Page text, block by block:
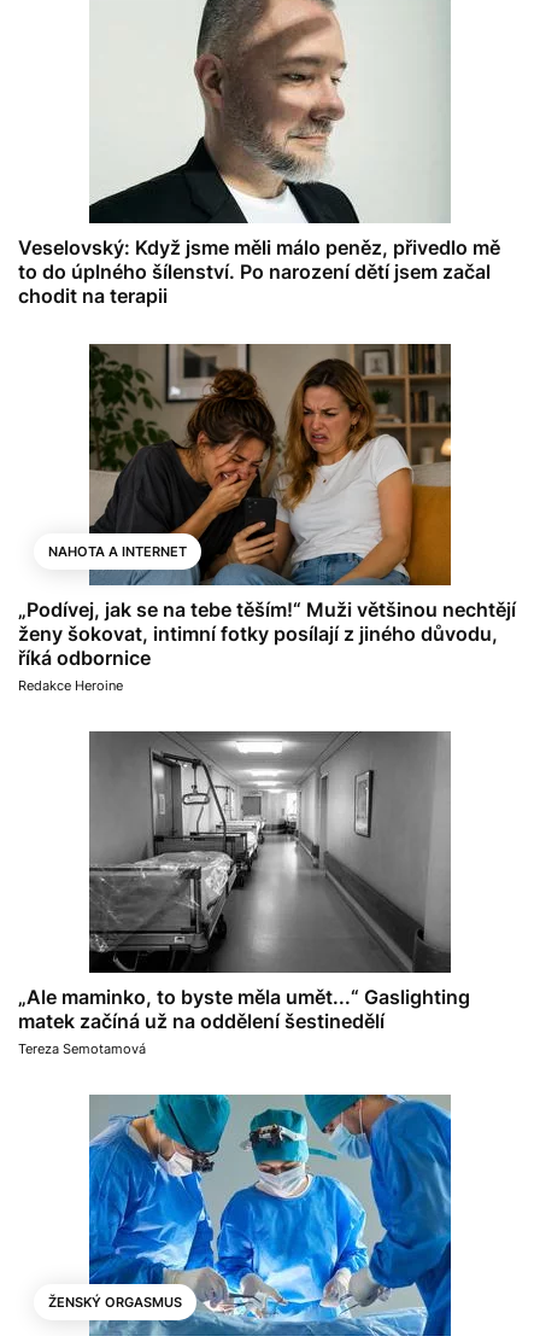
Veselovský: Když jsme měli málo peněz, přivedlo mě
to do úplného šílenství. Po narození dětí jsem začal
chodit na terapii
NAHOTA A INTERNET
„Podívej, jak se na tebe těším!“ Muži většinou nechtějí
ženy šokovat, intimní fotky posílají z jiného důvodu,
říká odbornice
Redakce Heroine
„Ale maminko, to byste měla umět...“ Gaslighting
matek začíná už na oddělení šestinedělí
Tereza Semotamová
ŽENSKÝ ORGASMUS